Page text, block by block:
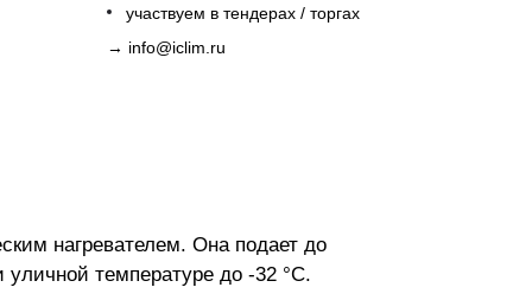
участвуем в тендерах / торгах
→ info@iclim.ru
нагревателем. Она подает до
уличной температуре до -32 °C.